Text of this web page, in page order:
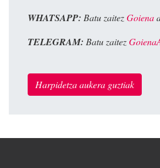
WHATSAPP: Batu zaitezGoiena
TELEGRAM: Batu zaitez
Harpidetza aukera guztiak